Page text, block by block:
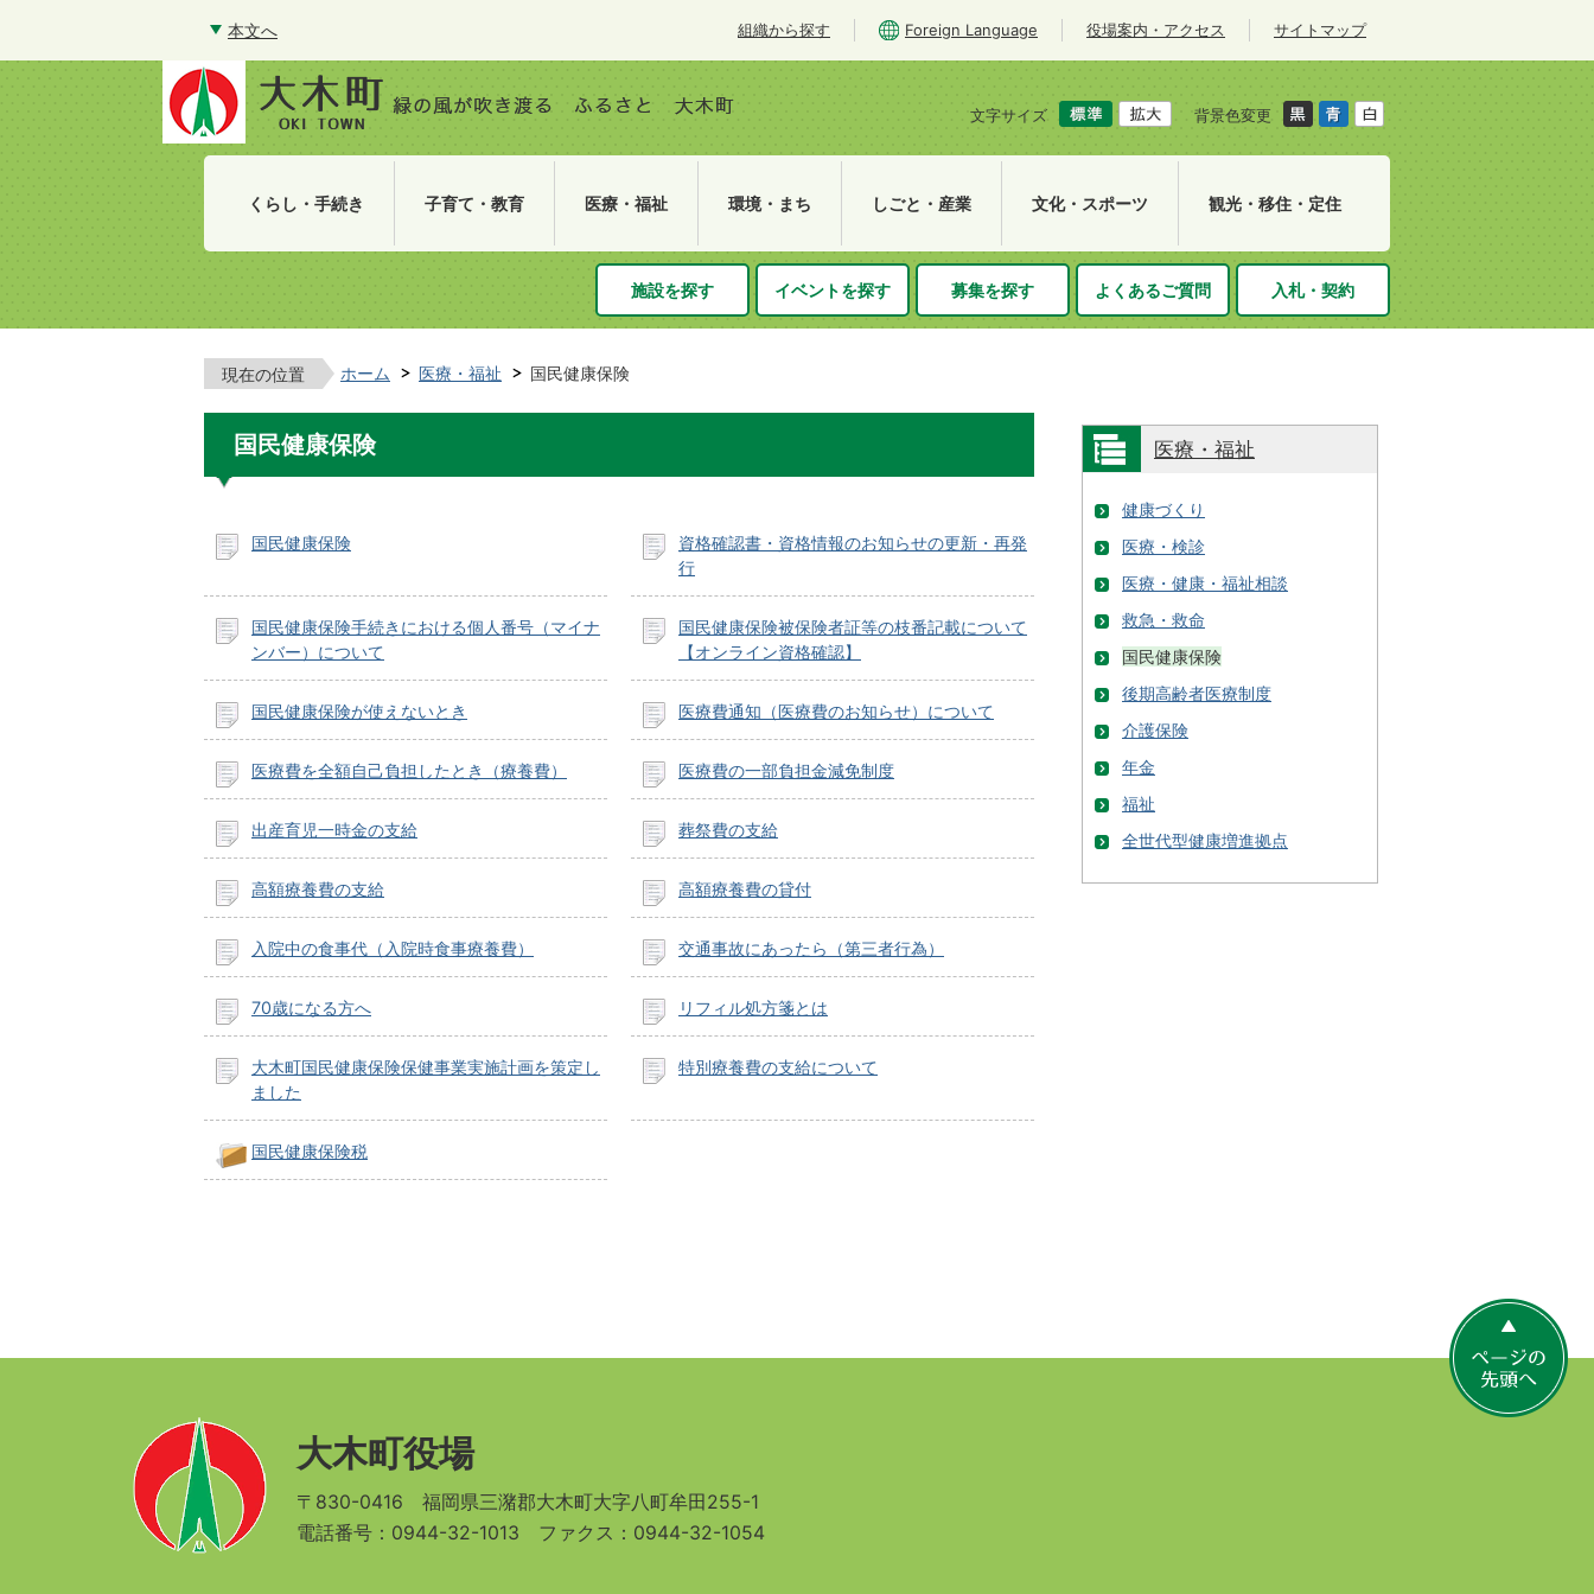
本文へ 組織から探す Foreign Language 役場案内・アクセス サイトマップ
文字サイズ 背景色変更
くらし・手続き 子育て・教育 医療・福祉 環境・まち しごと・産業 文化・スポーツ 観光・移住・定住
施設を探す イベントを探す 募集を探す よくあるご質問 入札・契約
現在の位置 ホーム 医療・福祉 国民健康保険
国民健康保険
国民健康保険
資格確認書・資格情報のお知らせの更新・再発
行
国民健康保険手続きにおける個人番号（マイナ
ンバー）について
国民健康保険被保険者証等の枝番記載について
【オンライン資格確認】
国民健康保険が使えないとき 医療費通知（医療費のお知らせ）について
医療費を全額自己負担したとき（療養費） 医療費の一部負担金減免制度
出産育児一時金の支給 葬祭費の支給
高額療養費の支給 高額療養費の貸付
入院中の食事代（入院時食事療養費） 交通事故にあったら（第三者行為）
70歳になる方へ リフィル処方箋とは
大木町国民健康保険保健事業実施計画を策定し
ました
特別療養費の支給について
国民健康保険税
医療・福祉
健康づくり
医療・検診
医療・健康・福祉相談
救急・救命
国民健康保険
後期高齢者医療制度
介護保険
年金
福祉
全世代型健康増進拠点
ー
ジ
の
大木町役場
〒830-0416 福岡県三潴郡大木町大字八町牟田255-1
電話番号：0944-32-1013 ファクス：0944-32-1054